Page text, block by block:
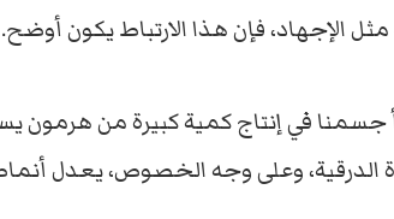
الإجهاد، فإن هذا الارتباط يكون أوضح.
جسمنا في إنتاج كمية كبيرة من هرمون
الدرقية، وعلى وجه الخصوص، يعدل